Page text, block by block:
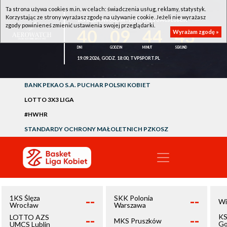
1KS ŚLĘZA WROCŁAW - LOTTO AZS UMCS LUBLIN
43
19.09.2026, GODZ. 18:00, TVPSPORT.PL
BANK PEKAO S.A. PUCHAR POLSKI KOBIET
LOTTO 3X3 LIGA
#HWHR
STANDARDY OCHRONY MAŁOLETNICH PZKOSZ
1KS Ślęza
Wrocław
--
LOTTO AZS
UMCS Lublin
--
SKK Polonia
Warszawa
--
MKS Pruszków --
Ta strona używa cookies m.in. w celach: świadczenia usług, reklamy, statystyk.
Korzystając ze strony wyrażasz zgodę na używanie cookie. Jeżeli nie wyrażasz
zgody powinieneś zmienić ustawienia swojej przeglądarki.
Wyrażam zgodę »